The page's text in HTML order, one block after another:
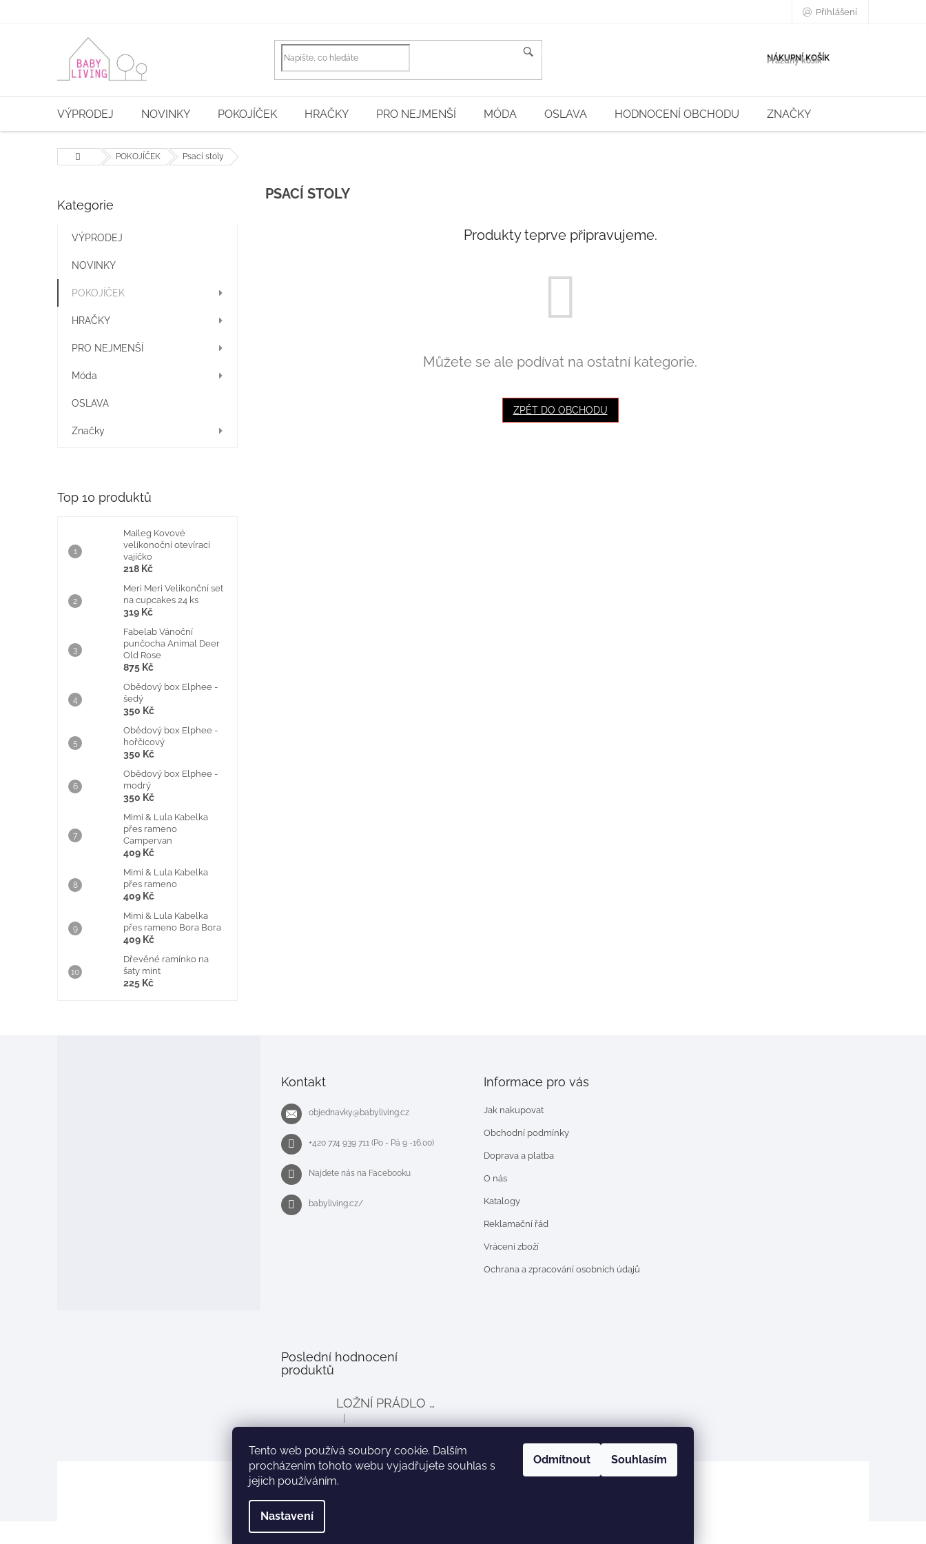
Tento web používá soubory cookie. Dalším
procházením tohoto webu vyjadřujete souhlas s
jejich používáním.
Nastavení
Odmítnout Souhlasím
Přihlášení
HLEDAT NÁKUPNÍ KOŠÍK
Prázdný košík
VÝPRODEJ NOVINKY POKOJÍČEK HRAČKY PRO NEJMENŠÍ MÓDA OSLAVA HODNOCENÍ OBCHODU ZNAČKY
Domů POKOJÍČEK Psací stoly
o
n
Přeskočit
Kategorie
VÝPRODEJ
NOVINKY
POKOJÍČEK
HRAČKY
PRO NEJMENŠÍ
Móda
OSLAVA
Značky
Top 10 produktů
Maileg Kovové
velikonoční otevírací
vajíčko
218 Kč
Meri Meri Velikonční set
na cupcakes 24 ks
319 Kč
Fabelab Vánoční
punčocha Animal Deer
Old Rose
875 Kč
Obědový box Elphee -
šedý
350 Kč
Obědový box Elphee -
hořčicový
350 Kč
Obědový box Elphee -
modrý
350 Kč
Mimi & Lula Kabelka
přes rameno
Campervan
409 Kč
Mimi & Lula Kabelka
přes rameno
409 Kč
Mimi & Lula Kabelka
přes rameno Bora Bora
409 Kč
Dřevěné ramínko na
šaty mint
225 Kč
PSACÍ STOLY
Produkty teprve připravujeme.
Můžete se ale podívat na ostatní kategorie.
ZPĚT DO OBCHODU
Kontakt
objednavky@babyliving.cz
+420 774 939 711 (Po - Pá 9 -16.00)
Najdete nás na Facebooku
babyliving.cz/
Informace pro vás
Jak nakupovat
Obchodní podmínky
Doprava a platba
O nás
Katalogy
Reklamační řád
Vrácení zboží
Ochrana a zpracování osobních údajů
Poslední hodnocení
produktů
LOŽNÍ PRÁDLO DO POSTÝLKY PRO PANENKY BALLOON - šedé
Hodnocení produktu je 4 z 5 hvězdiček.
|